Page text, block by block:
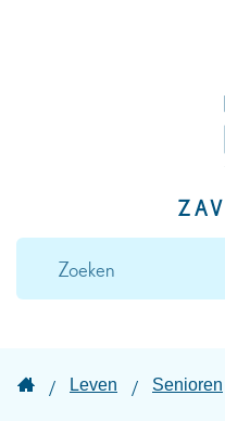
Zaventem
Startpagina
Leven Senioren